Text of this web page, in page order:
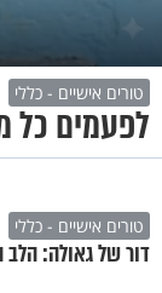
טורים אישיים - כללי
לפעמים כל
טורים אישיים - כללי
דור של גאולה: